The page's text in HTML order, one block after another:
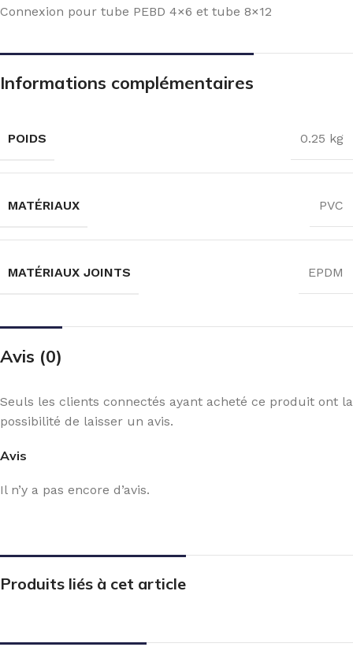
Connexion pour tube PEBD 4×6 et tube 8×12
Informations complémentaires
POIDS 0.25 kg
MATÉRIAUX PVC
MATÉRIAUX JOINTS EPDM
Avis (0)
Avis
Il n’y a pas encore d’avis.
Seuls les clients connectés ayant acheté ce produit ont la
possibilité de laisser un avis.
Produits liés à cet article